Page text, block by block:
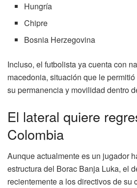
Hungría
Chipre
Bosnia Herzegovina
Incluso, el futbolista ya cuenta con
macedonia, situación que le
su permanencia y movilidad dentro
El lateral quiere
Colombia
Aunque actualmente es un jugador
estructura del Borac Banja Luka, el
recientemente a los directivos de su